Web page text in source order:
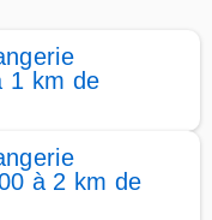
1 km de
à 2 km de